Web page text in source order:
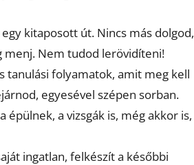
kitaposott út. Nincs más dolgod,
menj. Nem tudod lerövidíteni!
tanulási folyamatok, amit meg kell
egyesével szépen sorban.
épülnek, a vizsgák is, még akkor is,
ingatlan, felkészít a későbbi